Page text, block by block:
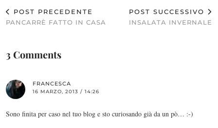
POST PRECEDENTE
PANCARRÈ FATTO IN CASA
POST SUCCESSIVO
INSALATA INVERNALE
3 Comments
FRANCESCA
16 MARZO, 2013 / 14:26
Sono finita per caso nel tuo blog e sto curiosando già da un pò… :-)